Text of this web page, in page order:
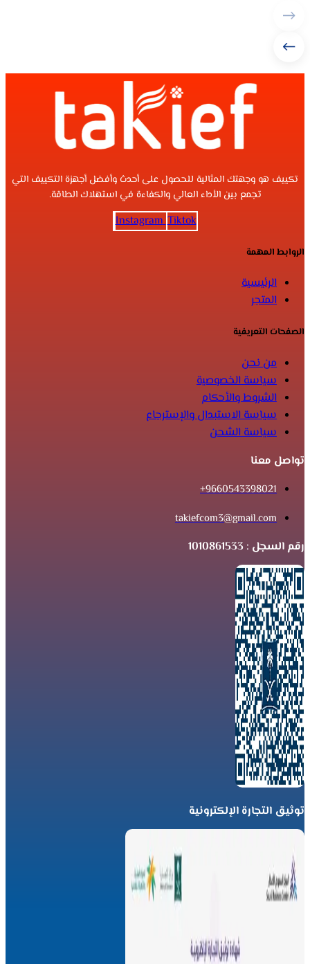
تكييف هو وجهتك المثالية للحصول على أحدث وأفضل أجهزة التكييف التي
تجمع بين الأداء العالي والكفاءة في استهلاك الطاقة.
Instagram Tiktok
الروابط المهمة
الرئيسية
المتجر
الصفحات التعريفية
من نحن
سياسة الخصوصية
الشروط والأحكام
سياسة الاستبدال والإسترجاع
سياسة الشحن
تواصل معنا
9660543398021+
takiefcom3@gmail.com
رقم السجل : 1010861533
توثيق التجارة الإلكترونية